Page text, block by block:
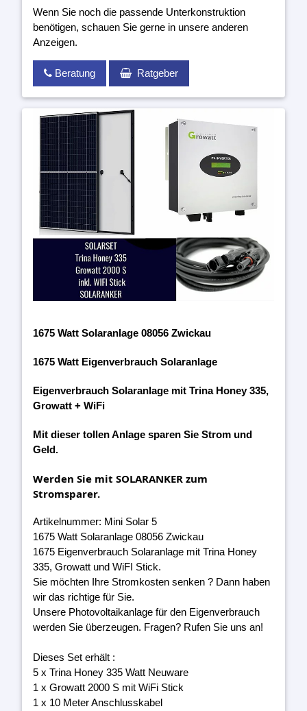
Wenn Sie noch die passende Unterkonstruktion
benötigen, schauen Sie gerne in unsere anderen
Anzeigen.
Beratung Ratgeber
1675 Watt Solaranlage 08056 Zwickau
1675 Watt Eigenverbrauch Solaranlage
Eigenverbrauch Solaranlage mit Trina Honey 335,
Growatt + WiFi
Mit dieser tollen Anlage sparen Sie Strom und
Geld.
Werden Sie mit SOLARANKER zum
Stromsparer.
Artikelnummer: Mini Solar 5
1675 Watt Solaranlage 08056 Zwickau
1675 Eigenverbrauch Solaranlage mit Trina Honey
335, Growatt und WiFI Stick.
Sie möchten Ihre Stromkosten senken ? Dann haben
wir das richtige für Sie.
Unsere Photovoltaikanlage für den Eigenverbrauch
werden Sie überzeugen. Fragen? Rufen Sie uns an!
Dieses Set erhält :
5 x Trina Honey 335 Watt Neuware
1 x Growatt 2000 S mit WiFi Stick
1 x 10 Meter Anschlusskabel